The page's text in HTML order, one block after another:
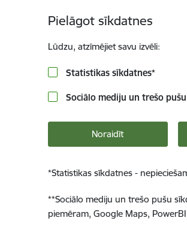
Pielāgot sīkdatnes
Lūdzu, atzīmējiet savu izvēli:
Statistikas sīkdatnes*
Sociālo mediju un trešo
Noraidīt
*Statistikas sīkdatnes -
**Sociālo mediju un trešo pušu
piemēram, Google Maps,